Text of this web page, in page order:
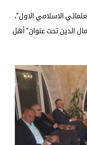
الاسلامي الاول”،
الدين تحت عنوان” أهل